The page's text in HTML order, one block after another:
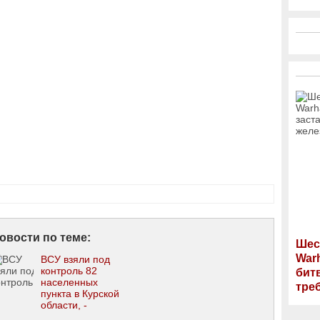
по теме:
ВСУ взяли под
контроль 82
населенных
пункта в Курской
области, -